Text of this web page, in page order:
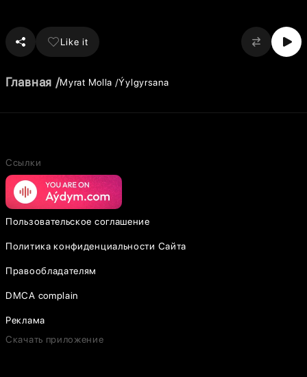
Like it
Главная Myrat Molla Ýylgyrsana
Ссылки
Пользовательское соглашение
Политика конфиденциальности Сайта
Правообладателям
DMCA complain
Реклама
Скачать приложение